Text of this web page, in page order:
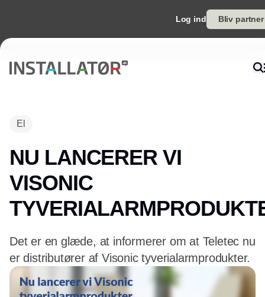
Log ind Bliv partner
El
NU LANCERER VI
VISONIC
Det er en glæde, at informerer om at Teletec nu
er distributører af Visonic tyverialarmprodukter.